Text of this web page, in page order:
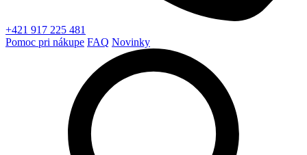
+421 917 225 481
Pomoc pri nákupe FAQ Novinky